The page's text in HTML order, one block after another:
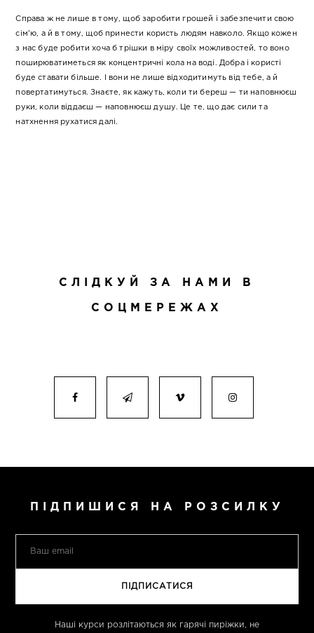
Справа ж не лише в тому, щоб заробити грошей і забезпечити свою
сім’ю, а й в тому, щоб принести користь людям навколо. Якщо кожен
з нас буде робити хоча б трішки в міру своїх можливостей, то воно
поширюватиметься як концентричні кола на воді. Добра і користі
буде ставати більше. І вони не лише відходитимуть від тебе, а й
повертатимуться. Знаєте, як кажуть, коли ти береш — ти наповнюєш
руки, коли віддаєш — наповнюєш душу. Це те, що дає сили та
натхнення рухатися далі.
СЛІДКУЙ ЗА НАМИ В
СОЦМЕРЕЖАХ
ПІДПИШИСЯ НА РОЗСИЛКУ
Наші курси розлітаються як гарячі пиріжки, не